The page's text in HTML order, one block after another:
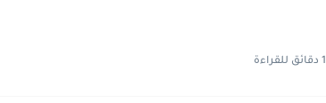
1 دقائق للقراءة